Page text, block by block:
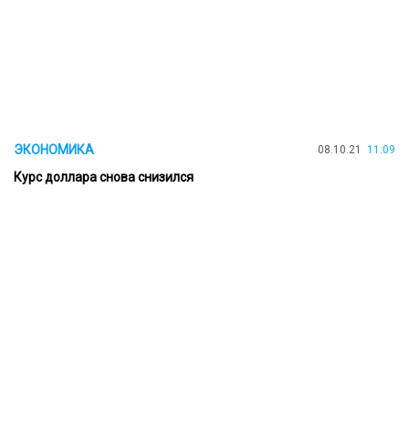
ЭКОНОМИКА 08.10.21 11:09
Курс доллара снова снизился